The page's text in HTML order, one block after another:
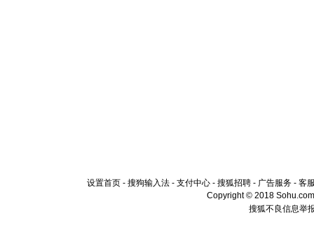
设置首页 - 搜狗输入法 - 支付中心 - 搜狐招聘 - 广告服务 - 客
Copyright © 2018
搜狐不良信息举